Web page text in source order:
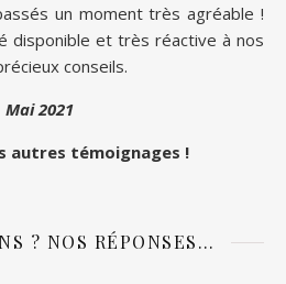
un moment très agréable !
disponible et très réactive à nos
conseils.
Mai 2021
autres témoignages !
? NOS RÉPONSES…